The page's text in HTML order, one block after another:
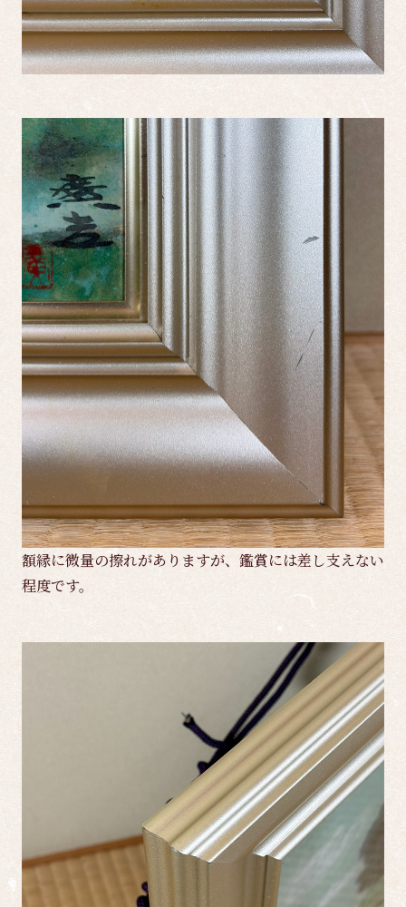
額縁に微量の擦れがありますが、鑑賞には差し支えない
程度です。